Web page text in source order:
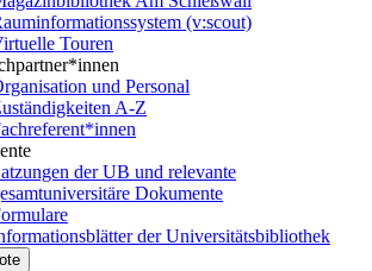
(v:scout)
Touren
und Personal
A-Z
der UB und relevante
Dokumente
der Universitätsbibliothek